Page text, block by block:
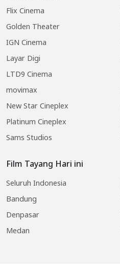
Flix Cinema
Golden Theater
IGN Cinema
Layar Digi
LTD9 Cinema
movimax
New Star Cineplex
Platinum Cineplex
Sams Studios
Film Tayang Hari ini
Seluruh Indonesia
Bandung
Denpasar
Medan